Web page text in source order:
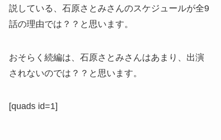
説している、石原さとみさんのスケジュールが全9
話の理由では？？と思います。
おそらく続編は、石原さとみさんはあまり、出演
されないのでは？？と思います。
[quads id=1]